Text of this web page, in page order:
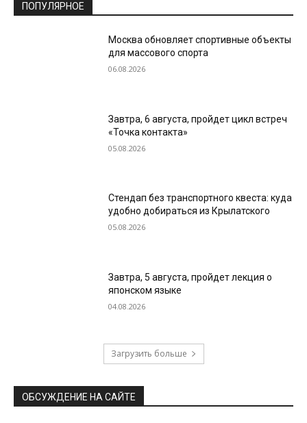
ПОПУЛЯРНОЕ
Москва обновляет спортивные объекты
для массового спорта
06.08.2026
Завтра, 6 августа, пройдет цикл встреч
«Точка контакта»
05.08.2026
Стендап без транспортного квеста: куда
удобно добираться из Крылатского
05.08.2026
Завтра, 5 августа, пройдет лекция о
японском языке
04.08.2026
Загрузить больше
ОБСУЖДЕНИЕ НА САЙТЕ